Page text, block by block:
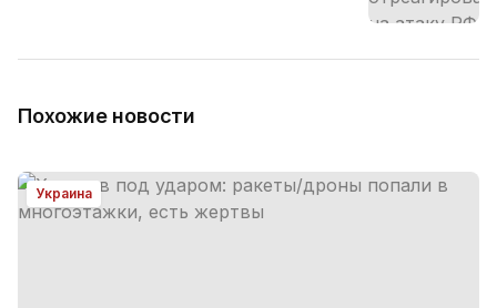
Похожие новости
Украина